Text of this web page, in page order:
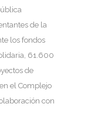
de la
los fondos
61.600
de
el Complejo
con